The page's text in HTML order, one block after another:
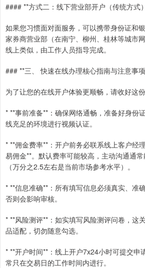
#### **方式二：线下营业部开户（传统方式
如果您习惯面对面服务，可以携带身份证和
家券商营业部（在南宁、柳州、桂林等城市
线上类似，由工作人员指导完成。
### **三、 快速在线办理核心指南与注意事
为了让您的在线开户体验更顺畅，请收好这份
* **事前准备**：确保网络通畅，准备好身份
线充足的环境进行视频认证。
* **佣金费率**：开户前务必联系线上客户经
易佣金**。默认费率可能较高，主动沟通通
（万分之2.5左右是当前市场参考水平）。
* **信息准确**：所有填写信息必须真实、准
否则会影响审核。
* **风险测评**：如实填写风险测评问卷，这
品适配，切勿随意勾选。
* **开户时间**：线上开户7x24小时可提交申
常只在交易日的工作时间内进行。